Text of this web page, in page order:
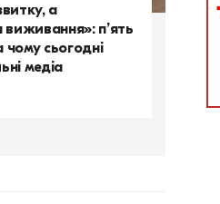
а
п’ять
чому сьогодні
медіа